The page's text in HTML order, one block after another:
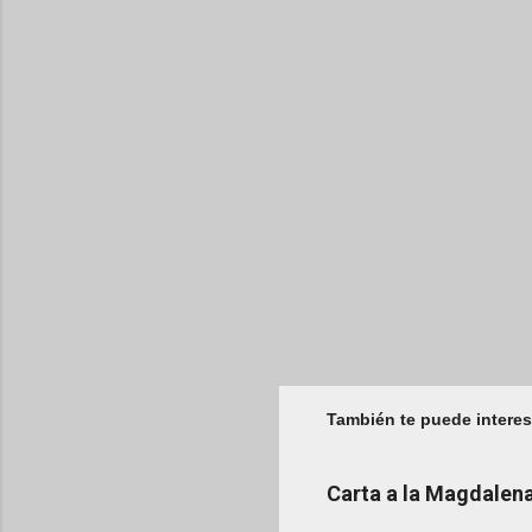
También te puede
Carta a la